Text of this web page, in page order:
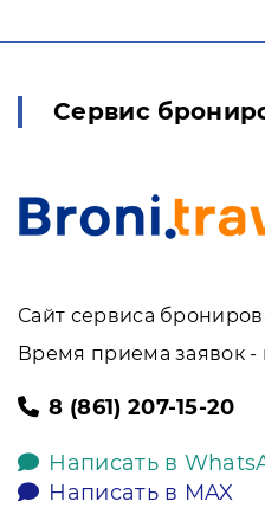
Сервис
Сайт сервиса
Время приема заявок -
8 (861) 207-15-20
Написать в
Написать в MAX